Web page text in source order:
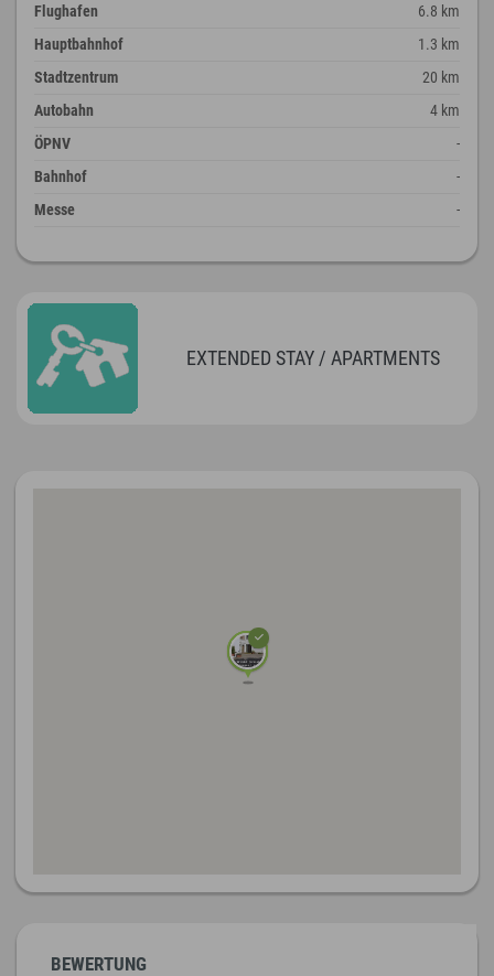
Flughafen
6.8 km
Hauptbahnhof
1.3 km
Stadtzentrum
20 km
Autobahn
4 km
ÖPNV
-
Bahnhof
-
Messe
-
EXTENDED STAY / APARTMENTS
BEWERTUNG